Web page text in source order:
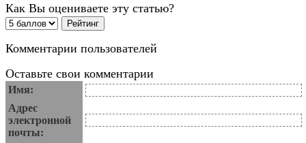
Как Вы оцениваете эту статью?
Комментарии пользователей
Оставьте свои комментарии
Имя:
Адрес
электронной
почты: